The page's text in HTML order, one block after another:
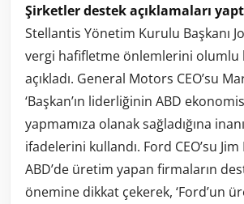
Şirketler destek açıklamaları
Stellantis Yönetim Kurulu Başkanı
vergi hafifletme önlemlerini olumlu
açıkladı. General Motors CEO’su
‘Başkan’ın liderliğinin ABD
yapmamıza olanak sağladığına
ifadelerini kullandı. Ford CEO’su
ABD’de üretim yapan firmaların
önemine dikkat çekerek, ‘Ford’un